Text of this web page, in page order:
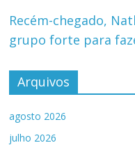
Recém-chegado,
grupo forte para
Arquivos
agosto 2026
julho 2026